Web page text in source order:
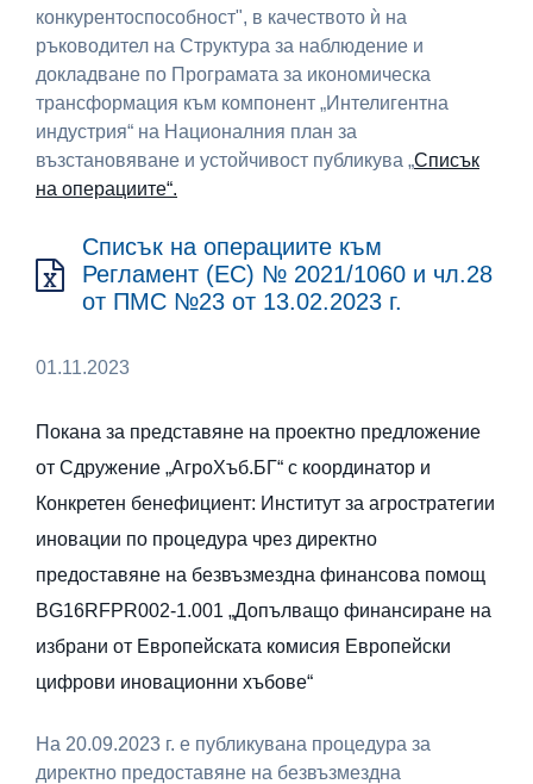
конкурентоспособност", в качеството ѝ на
ръководител на Структура за наблюдение и
докладване по Програмата за икономическа
трансформация към компонент „Интелигентна
индустрия“ на Националния план за
възстановяване и устойчивост публикува „Списък
на операциите“.
Списък на операциите към
Регламент (ЕС) № 2021/1060 и чл.28
от ПМС №23 от 13.02.2023 г.
01.11.2023
Покана за представяне на проектно предложение
от Сдружение „АгроХъб.БГ“ с координатор и
Конкретен бенефициент: Институт за агростратегии
иновации по процедура чрез директно
предоставяне на безвъзмездна финансова помощ
BG16RFPR002-1.001 „Допълващо финансиране на
избрани от Европейската комисия Европейски
цифрови иновационни хъбове“
На 20.09.2023 г. е публикувана процедура за
директно предоставяне на безвъзмездна